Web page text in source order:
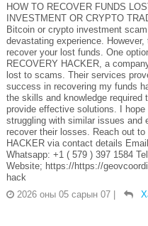
HOW TO RECOVER FUNDS
INVESTMENT OR CRYPTO
Bitcoin or crypto investment
devastating experience.
recover your lost funds. One
RECOVERY HACKER, a
lost to scams. Their services
success in recovering my funds
the skills and knowledge
provide effective solutions. I
struggling with similar issues and
recover their losses. Reach out
HACKER via contact details
Whatsapp: +1 ( 579 ) 397 1584
Website; https://https://
hack
2026 оны 05 сарын 07